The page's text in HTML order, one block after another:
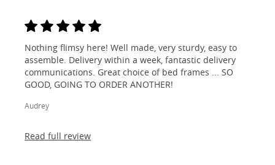
Nothing flimsy here! Well made, very sturdy, easy to
assemble. Delivery within a week, fantastic delivery
communications. Great choice of bed frames ... SO
GOOD, GOING TO ORDER ANOTHER!
Audrey
Read full review